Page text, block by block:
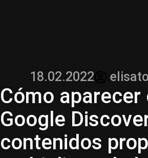
18.02.2022
Cómo aparecer
Google
contenidos